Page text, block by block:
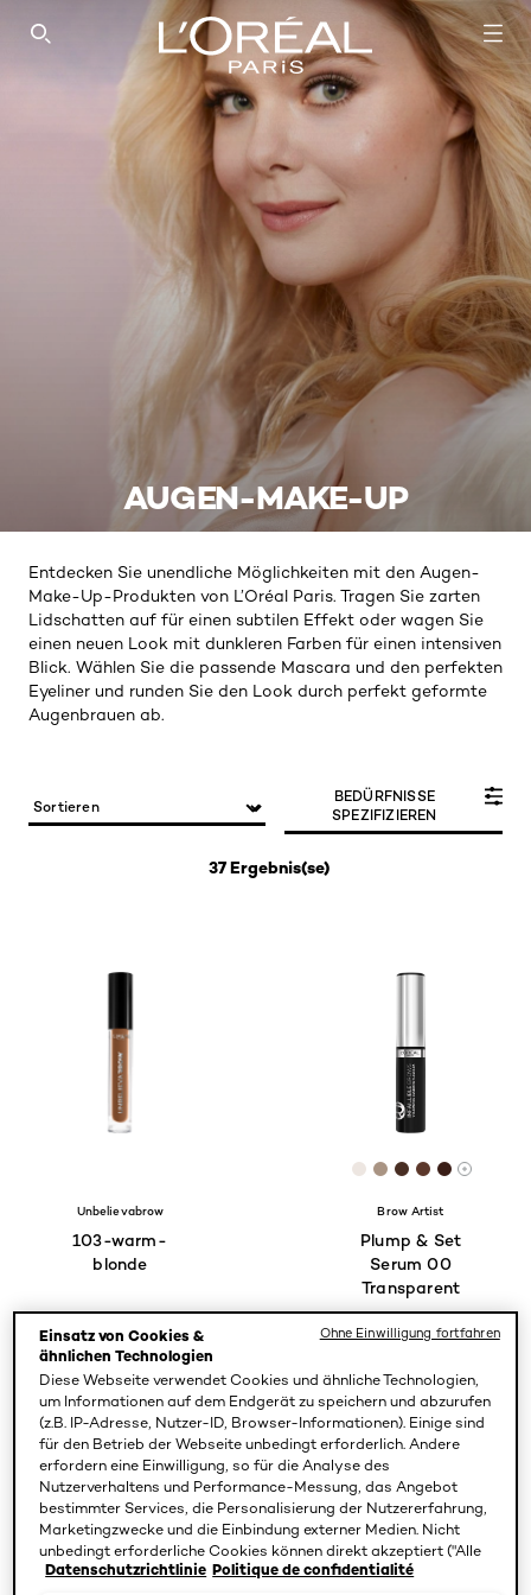
SEARCH THIS SITE
AUGEN-MAKE-UP
Entdecken Sie unendliche Möglichkeiten mit den Augen-
Make-Up-Produkten von L’Oréal Paris. Tragen Sie zarten
Lidschatten auf für einen subtilen Effekt oder wagen Sie
einen neuen Look mit dunkleren Farben für einen intensiven
Blick. Wählen Sie die passende Mascara und den perfekten
Eyeliner und runden Sie den Look durch perfekt geformte
Augenbrauen ab.
37 Ergebnis(se)
BEDÜRFNISSE
SPEZIFIZIEREN
Unbelievabrow
103-warm-
blonde
4.3/5
PRODUKT ANZEIGEN
[Color]: #ede6e1
[Color]:
[Color]:
[Color]:
[Color]:
More
Brow Artist
Plump & Set
Serum 00
Transparent
4.6/5
PRODUKT ANZEIGEN
Einsatz von Cookies &
ähnlichen Technologien
Diese Webseite verwendet Cookies und ähnliche Technologien,
um Informationen auf dem Endgerät zu speichern und abzurufen
(z.B. IP-Adresse, Nutzer-ID, Browser-Informationen). Einige sind
für den Betrieb der Webseite unbedingt erforderlich. Andere
erfordern eine Einwilligung, so für die Analyse des
Nutzerverhaltens und Performance-Messung, das Angebot
bestimmter Services, die Personalisierung der Nutzererfahrung,
Marketingzwecke und die Einbindung externer Medien. Nicht
unbedingt erforderliche Cookies können direkt akzeptiert ("Alle
akzeptieren") oder abgelehnt ("Ohne Einwilligung fortfahren")
Datenschutzrichtlinie Politique de confidentialité
Ohne Einwilligung fortfahren